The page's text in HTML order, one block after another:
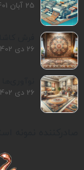
25 آبان 1401
26 دی 1402
26 دی 1402